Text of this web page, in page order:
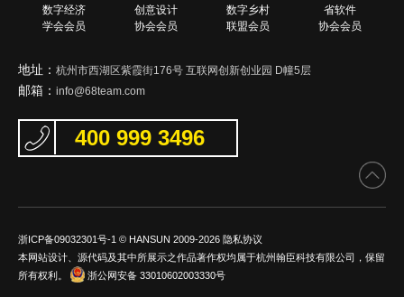
数字经济
学会会员
创意设计
协会会员
数字乡村
联盟会员
省软件
协会会员
地址： 杭州市西湖区紫霞街176号 互联网创新创业园 D幢5层
邮箱： info@68team.com
400 999 3496
浙ICP备09032301号-1 © HANSUN 2009-2026 隐私协议
本网站设计、源代码及其中所展示之作品著作权均属于杭州翰臣科技有限公司，保留
所有权利。
浙公网安备 33010602003330号